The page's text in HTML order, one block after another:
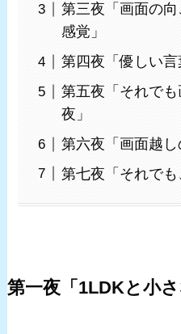
第三夜「画面の
感覚」
第四夜「優しい言
第五夜「それで
夜」
第六夜「画面越し
第七夜「それでも
第一夜「1LDKと小さ